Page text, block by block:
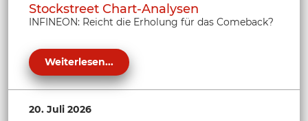
Stockstreet Chart-Analysen
INFINEON: Reicht die Erholung für das Comeback?
Weiterlesen...
20. Juli 2026